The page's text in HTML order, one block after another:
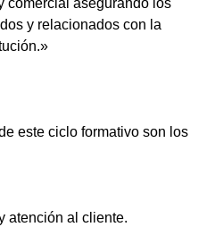
comercial asegurando los
y relacionados con la
este ciclo formativo son los
atención al cliente.